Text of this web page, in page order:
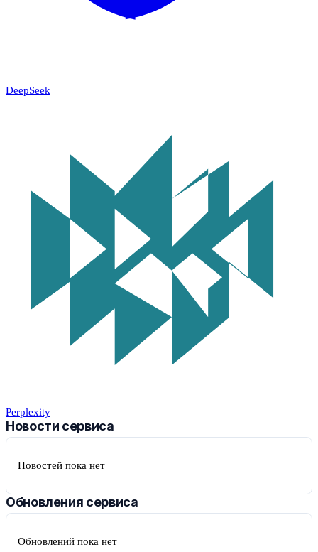
DeepSeek
Perplexity
Новости сервиса
Новостей пока нет
Обновления сервиса
Обновлений пока нет